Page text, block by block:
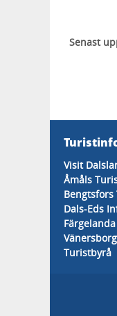
Senast
Visit
Åmåls
Dals-Eds
Turistbyrå